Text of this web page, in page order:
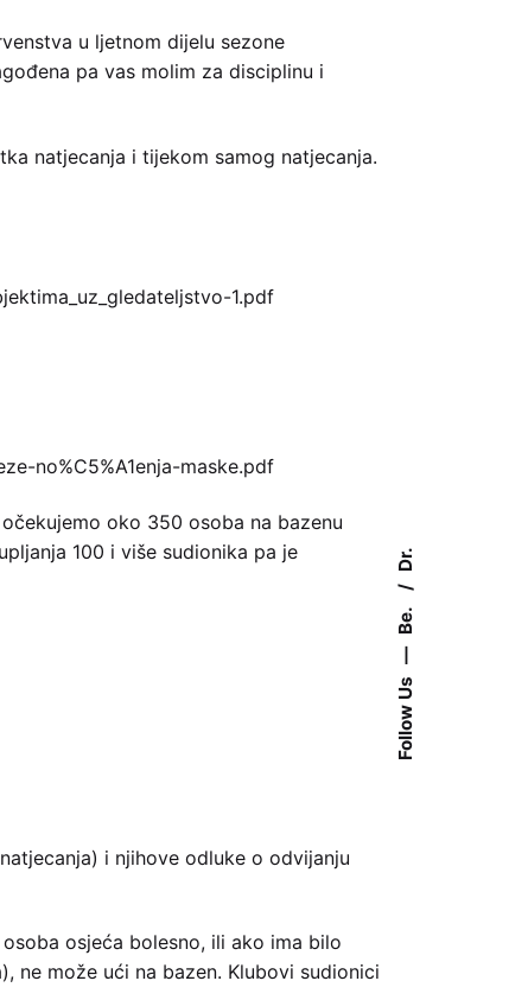
Follow Us
Be.
Dr.
u ljetnom dijelu sezone
pa vas molim za disciplinu i
natjecanja i tijekom samog natjecanja.
1.pdf
no%C5%A1enja-maske.pdf
oko 350 osoba na bazenu
100 i više sudionika pa je
i njihove odluke o odvijanju
osjeća bolesno, ili ako ima bilo
ne može ući na bazen. Klubovi sudionici